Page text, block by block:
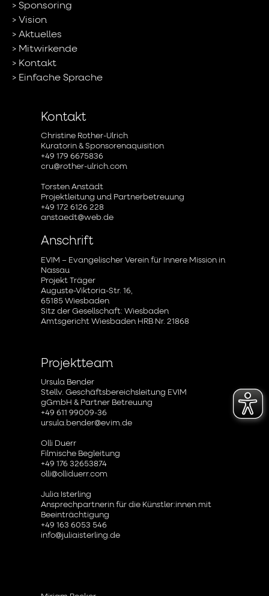
Sponsoring
Vision
Aktuelles
Mitwirkende
Kontakt
Einfache Sprache
Kontakt
Christine Rother-Ulrich
Kuratorin & Sponsorenaquisition
+49 179 6675836
cru@rother-ulrich.com
Torsten Anstädt
Projektleitung und Partnerbetreuung
+49 172 6126 228
anstaedt@web.de
Anschrift
EVIM – Evangelischer Verein für Innere Mission in
Nassau
Projekt Träger
Auguste-Viktoria-Str. 16,
65185 Wiesbaden
Sitz der Gesellschaft: Wiesbaden
Amtsgericht Wiesbaden HRB Nr. 21868
Projektteam
Ursula Bender
Stellv. Geschäftsbereichsleitung EVIM
gGmbH & Partner Betreuung
+49 611 99009-36
ursula.bender@evim.de
Olli Duerr
Filmische Begleitung
+49 176 32653874
olli@olliduerr.com
Julia Isterling
Ansprechpartnerin für die Künstler:innen mit
Beeinträchtigung
+49 163 6053 546
info@juliaisterling.de